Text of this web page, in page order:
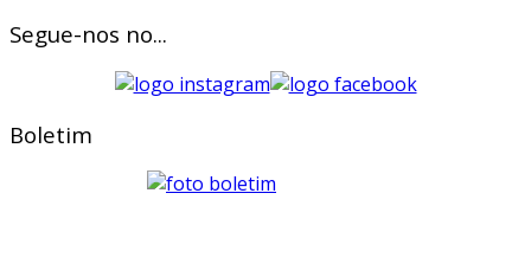
Segue-nos no...
Boletim